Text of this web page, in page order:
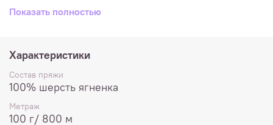
Спицы:в 1 нить - 2-2,5 мм, в 2 нити - 3-4 мм
*** При необходимости размота на клубочки
определенного веса - напишите об этом в комментарии
к заказу. Максимальный вес одного клубочка, который
помещается на моталку - 100 г.
Показать полностью
Характеристики
Состав пряжи
100% шерсть ягненка
Метраж
100 г/ 800 м